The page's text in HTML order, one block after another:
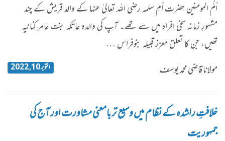
اُمُّ المومنین حضرت اُمِ سلمہ رضی اللہ تعالیٰ عنہا کے والد قریش کے چند
مشہورِ زمانہ سخی افراد میں سے تھے۔ آپ کی والدہ عاتکہ بنت عامر کنانیہ
تھیں، جن کا تعلق معزز قبیلہ بنوفراس …
مولانا قاضی محمد یوسف
اکتوبر 10, 2022
خلافتِ راشدہ کے نظام میں وسیع تر بامعنی مشاورت اور آج کی
جمہوریت